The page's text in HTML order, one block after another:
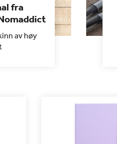
fra
av høy